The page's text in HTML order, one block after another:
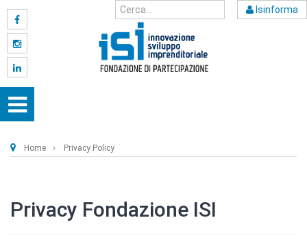
Isinforma
Home Privacy Policy
Privacy Fondazione ISI